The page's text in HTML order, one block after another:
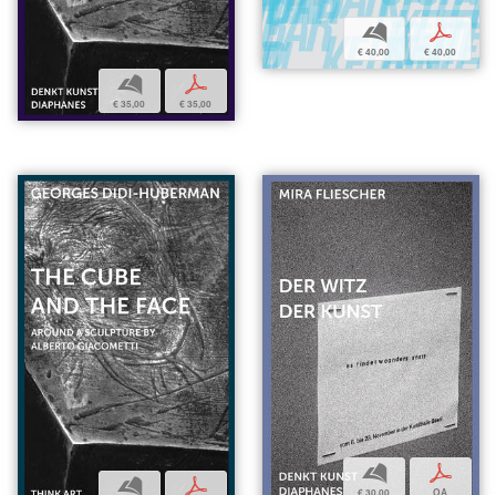
b
€ 35,00
p
€ 35,00
b
€ 40,00
p
€ 40,00
b p
b p